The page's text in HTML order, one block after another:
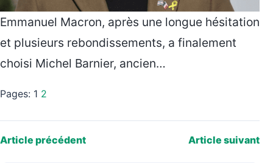
Emmanuel Macron, après une longue hésitation
et plusieurs rebondissements, a finalement
choisi Michel Barnier, ancien…
Pages: 1 2
Article précédent Article suivant